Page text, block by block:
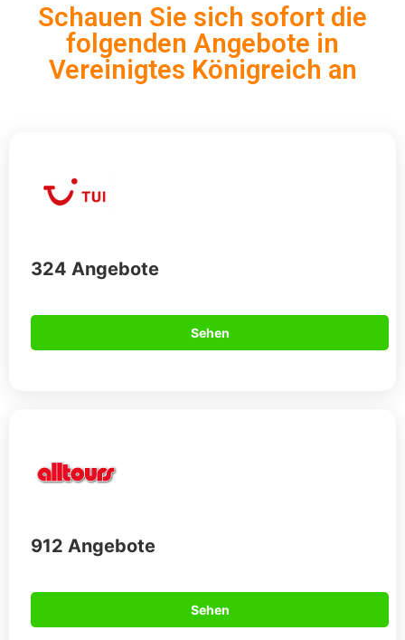
Schauen Sie sich sofort die
folgenden Angebote in
Vereinigtes Königreich an
324 Angebote
Sehen
912 Angebote
Sehen